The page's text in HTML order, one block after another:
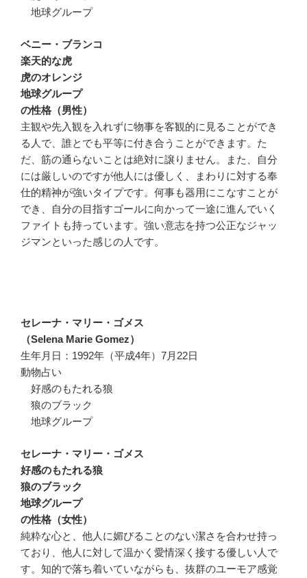
地球グループ
ベニー・ブランコ
楽天的な虎
虎のオレンジ
地球グループ
の性格（男性）
主観や先入観を入れずに物事を客観的に見ることができ
る人で、誰とでも平等に付き合うことができます。た
だ、筋の通らないことは絶対に譲りません。また、自分
には厳しいのですが他人には優しく、まわりに対する奉
仕的精神が強いタイプです。何事も器用にこなすことが
でき、自分の目指すゴールに向かって一途に進んでいく
ファイトも持っています。強い意志を持つ公正なジャッ
ジマンといった感じの人です。
セレーナ・マリー・ゴメス
（Selena Marie Gomez）
生年月日：1992年（平成4年）7月22日
動物占い
好感のもたれる狼
狼のブラック
地球グループ
セレーナ・マリー・ゴメス
好感のもたれる狼
狼のブラック
地球グループ
の性格（女性）
純粋な心と、他人に媚びることのない潔さを合わせ持っ
ており、他人に対して温かく愛情深く接する優しい人で
す。知的で落ち着いていながらも、抜群のユーモア感覚